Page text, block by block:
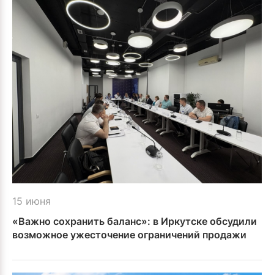
15 июня
«Важно сохранить баланс»: в Иркутске обсудили
возможное ужесточение ограничений продажи